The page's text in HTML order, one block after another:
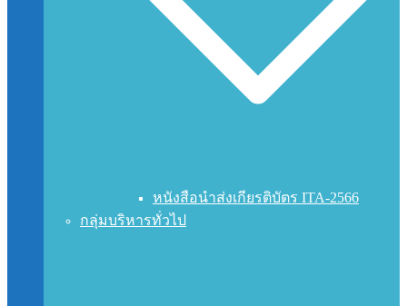
หนังสือนำส่งเกียรติบัตร ITA-2566
กลุ่มบริหารทั่วไป